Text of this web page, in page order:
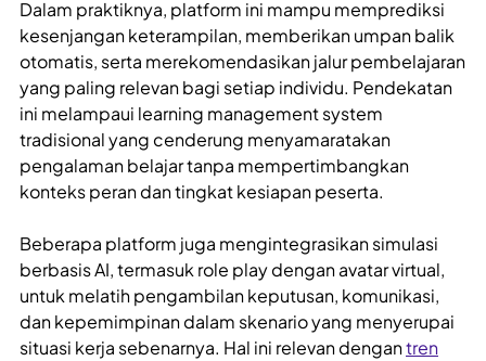
Dalam praktiknya, platform ini mampu memprediksi
kesenjangan keterampilan, memberikan umpan balik
otomatis, serta merekomendasikan jalur pembelajaran
yang paling relevan bagi setiap individu. Pendekatan
ini melampaui learning management system
tradisional yang cenderung menyamaratakan
pengalaman belajar tanpa mempertimbangkan
konteks peran dan tingkat kesiapan peserta.
Beberapa platform juga mengintegrasikan simulasi
berbasis AI, termasuk role play dengan avatar virtual,
untuk melatih pengambilan keputusan, komunikasi,
dan kepemimpinan dalam skenario yang menyerupai
situasi kerja sebenarnya. Hal ini relevan dengantren